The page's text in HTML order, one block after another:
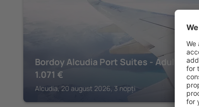
Bordoy Alcudia Port Suites - Adult Only
1.071 €
Alcudia, 20 august 2026, 3 nopți